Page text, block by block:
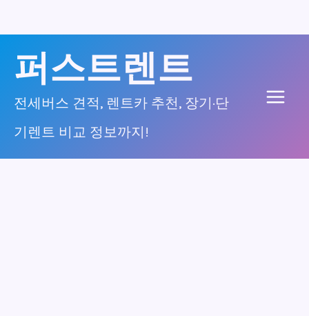
너
퍼스트렌트
전세버스 견적, 렌트카 추천, 장기·단
기렌트 비교 정보까지!